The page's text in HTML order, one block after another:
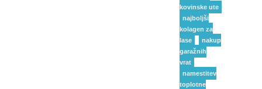
kovinske ute
najboljši
kolagen za
lase
nakup
garažnih
vrat
namestitev
toplotne